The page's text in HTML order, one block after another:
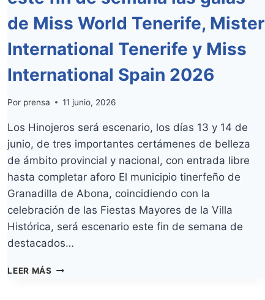
de Miss World Tenerife, Mister
International Tenerife y Miss
International Spain 2026
Por prensa 11 junio, 2026
Los Hinojeros será escenario, los días 13 y 14 de
junio, de tres importantes certámenes de belleza
de ámbito provincial y nacional, con entrada libre
hasta completar aforo El municipio tinerfeño de
Granadilla de Abona, coincidiendo con la
celebración de las Fiestas Mayores de la Villa
Histórica, será escenario este fin de semana de
destacados…
LEER MÁS GRANADILLA